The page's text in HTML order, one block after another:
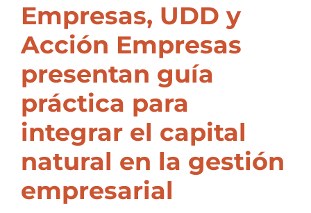
Empresas, UDD y
Acción Empresas
presentan guía
práctica para
integrar el capital
natural en la gestión
empresarial